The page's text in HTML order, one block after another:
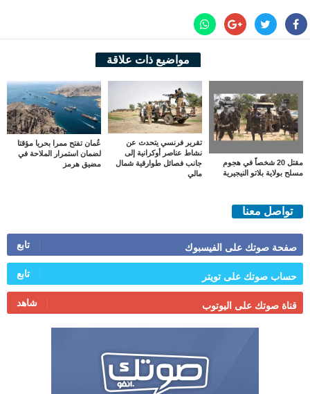
مواضيع ذات علاقة
مقتل 20 شخصاً في هجوم
مسلح بولاية بلاتو النيجيرية
تقرير فرنسي يتحدث عن
نشاط عناصر أوكرانية إلى
جانب فصائل طوارقية شمال
مالي
عُمان تفتح ممرا بحريا مؤقتا
لضمان استمرار الملاحة في
مضيق هرمز
تواصل معنا
صفحة صوتك على الفيسبوك تابع
حساب صوتك على تويتر تابع
قناة صوتك على اليوتوب شاهد